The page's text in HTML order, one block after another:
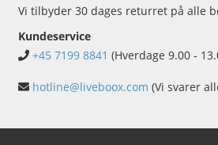
Vi tilbyder 30 dages returret på alle
Kundeservice
+45 7199 8841 (Hverdage 9.00 -
hotline@liveboox.com (Vi svarer